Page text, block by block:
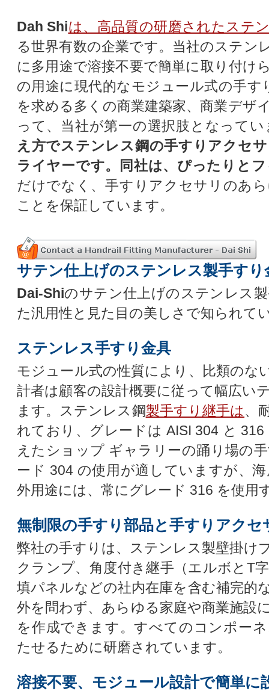
Dah Shiは、高品質の研磨されたステ
る世界有数の企業です。当社のステン
に多用途で溶接不要で簡単に取り付け
の用途に現代的なモジュール式の手
を求める多くの商業建築家、商業デザ
って、当社が第一の選択肢となってい
え方でステンレス鋼の手すりアクセ
ライヤーです。同社は、ぴったりと
だけでなく、手すりアクセサリのあ
ことを保証しています。
サテン仕上げのステンレス製手すり
Dai-Shiのサテン仕上げのステンレス
た汎用性と見た目の美しさで知られて
ステンレス手すり金具
モジュール式の性質により、比類のな
計者は顧客の設計概要に従って幅広い
ます。ステンレス鋼製手すり継手は、
れており、グレードは AISI 304 と
えたショップ ギャラリーの踊り場の
ード 304 の使用が適していますが、
外用途には、常にグレード 316 を使用
無制限の手すり部品と手すりアクセ
弊社の手すりは、ステンレス製壁掛け
クランプ、角度付き継手（エルボとT
填パネルなどの社内在庫を含む補完的
外を問わず、あらゆる家庭や商業施設
を作成できます。すべてのコンポー
たせるために研磨されています。
溶接不要、モジュール設計で簡単に